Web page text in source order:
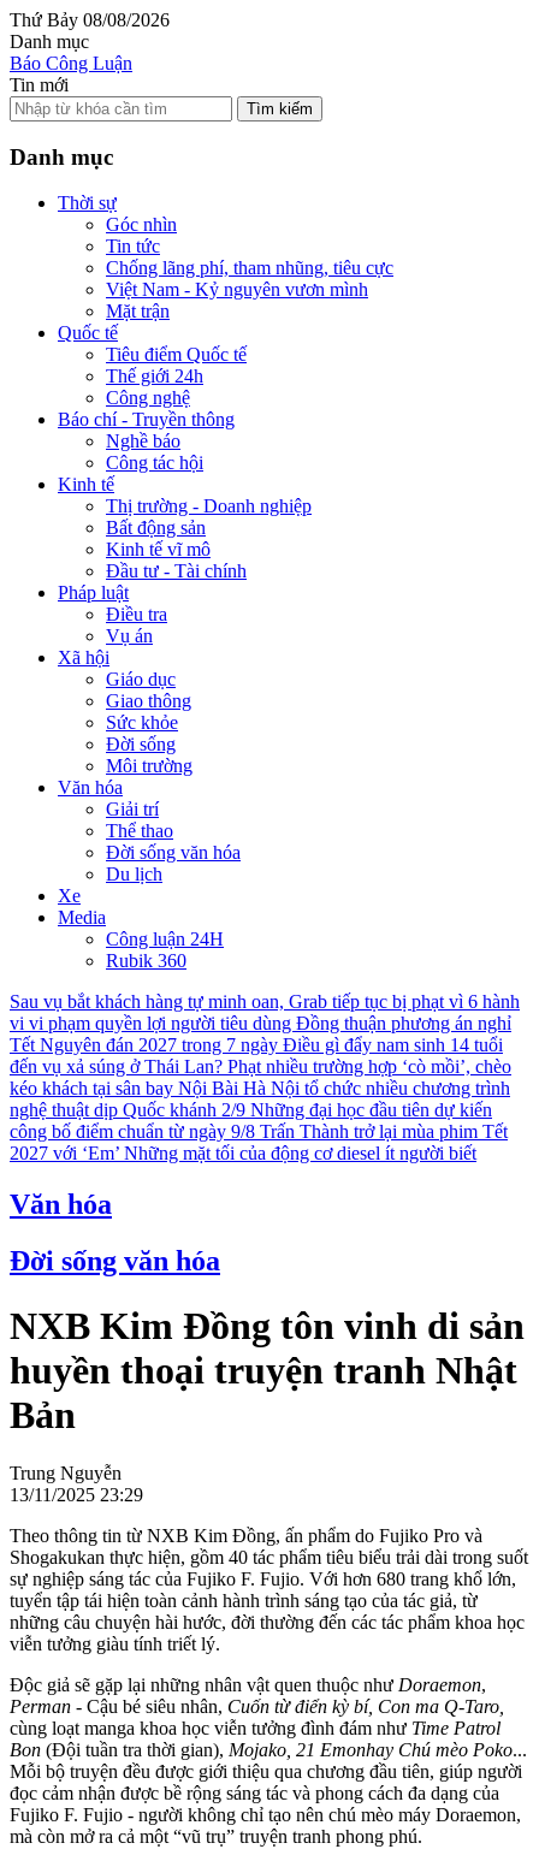
Thứ Bảy 08/08/2026
Danh mục
Báo Công Luận
Tin mới
Tìm kiếm
Danh mục
Thời sự
Góc nhìn
Tin tức
Chống lãng phí, tham nhũng, tiêu cực
Việt Nam - Kỷ nguyên vươn mình
Mặt trận
Quốc tế
Tiêu điểm Quốc tế
Thế giới 24h
Công nghệ
Báo chí - Truyền thông
Nghề báo
Công tác hội
Kinh tế
Thị trường - Doanh nghiệp
Bất động sản
Kinh tế vĩ mô
Đầu tư - Tài chính
Pháp luật
Điều tra
Vụ án
Xã hội
Giáo dục
Giao thông
Sức khỏe
Đời sống
Môi trường
Văn hóa
Giải trí
Thể thao
Đời sống văn hóa
Du lịch
Xe
Media
Công luận 24H
Rubik 360
Sau vụ bắt khách hàng tự minh oan, Grab tiếp tục bị phạt vì 6 hành
vi vi phạm quyền lợi người tiêu dùng Đồng thuận phương án nghỉ
Tết Nguyên đán 2027 trong 7 ngày Điều gì đẩy nam sinh 14 tuổi
đến vụ xả súng ở Thái Lan? Phạt nhiều trường hợp ‘cò mồi’, chèo
kéo khách tại sân bay Nội Bài Hà Nội tổ chức nhiều chương trình
nghệ thuật dịp Quốc khánh 2/9 Những đại học đầu tiên dự kiến
công bố điểm chuẩn từ ngày 9/8 Trấn Thành trở lại mùa phim Tết
2027 với ‘Em’ Những mặt tối của động cơ diesel ít người biết
Văn hóa
Đời sống văn hóa
NXB Kim Đồng tôn vinh di sản
huyền thoại truyện tranh Nhật
Bản
Trung Nguyễn
13/11/2025 23:29
Theo thông tin từ NXB Kim Đồng, ấn phẩm do Fujiko Pro và
Shogakukan thực hiện, gồm 40 tác phẩm tiêu biểu trải dài trong suốt
sự nghiệp sáng tác của Fujiko F. Fujio. Với hơn 680 trang khổ lớn,
tuyển tập tái hiện toàn cảnh hành trình sáng tạo của tác giả, từ
những câu chuyện hài hước, đời thường đến các tác phẩm khoa học
viễn tưởng giàu tính triết lý.
Độc giả sẽ gặp lại những nhân vật quen thuộc như Doraemon,
Perman - Cậu bé siêu nhân, Cuốn từ điển kỳ bí, Con ma Q-Taro,
cùng loạt manga khoa học viễn tưởng đình đám như Time Patrol
Bon (Đội tuần tra thời gian), Mojako, 21 Emonhay Chú mèo Poko...
Mỗi bộ truyện đều được giới thiệu qua chương đầu tiên, giúp người
đọc cảm nhận được bề rộng sáng tác và phong cách đa dạng của
Fujiko F. Fujio - người không chỉ tạo nên chú mèo máy Doraemon,
mà còn mở ra cả một “vũ trụ” truyện tranh phong phú.